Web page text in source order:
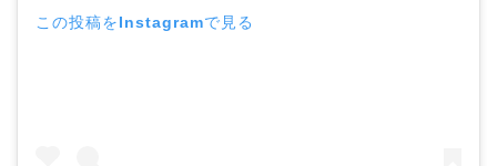
この投稿をInstagramで見る